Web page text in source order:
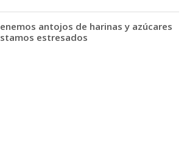
antojos de harinas y azúcares
estresados